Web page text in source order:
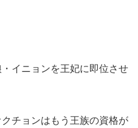
イニョンを王妃に即位させ
チョンはもう王族の資格が